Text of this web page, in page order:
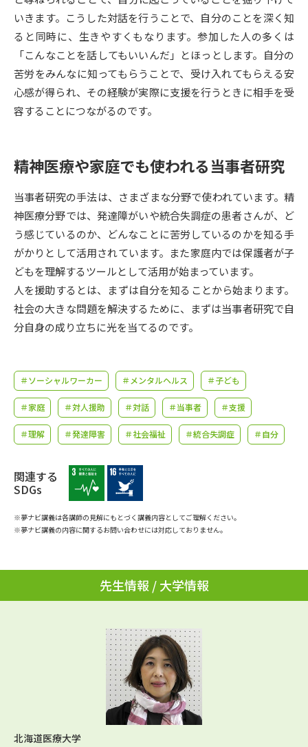
オープンキャンパス検索 実施プログラムから探す
来場型・Web型イベント特集 夢ナビライブ
併願校選び 受験スケジュールを立てよう
先輩が入学を決めた理由 テレメール全国一斉進学調査
新生活お役立ちガイド
大学で学びたい学問発見
学問のミニ講義「夢ナビ講義」 学問分野解説
学問の教科書
ユーザーサポート
お支払いについて
受付内容・発送状況の確認
個人情報取扱規定
テレメール進学カタログ
訂正のご案内
いきます。こうした対話を行うことで、自分のことを深く知
ると同時に、生きやすくもなります。参加した人の多くは
「こんなことを話してもいいんだ」とほっとします。自分の
苦労をみんなに知ってもらうことで、受け入れてもらえる安
心感が得られ、その経験が実際に支援を行うときに相手を受
容することにつながるのです。
精神医療や家庭でも使われる当事者研究
当事者研究の手法は、さまざまな分野で使われています。精
神医療分野では、発達障がいや統合失調症の患者さんが、ど
う感じているのか、どんなことに苦労しているのかを知る手
がかりとして活用されています。また家庭内では保護者が子
どもを理解するツールとして活用が始まっています。
人を援助するとは、まずは自分を知ることから始まります。
社会の大きな問題を解決するために、まずは当事者研究で自
分自身の成り立ちに光を当てるのです。
＃ソーシャルワーカー ＃メンタルヘルス ＃子ども
＃家庭 ＃対人援助 ＃対話 ＃当事者 ＃支援
＃理解 ＃発達障害 ＃社会福祉 ＃統合失調症 ＃自分
関連する
SDGs
※夢ナビ講義は各講師の見解にもとづく講義内容としてご理解ください。
※夢ナビ講義の内容に関するお問い合わせには対応しておりません。
先生情報 / 大学情報
北海道医療大学